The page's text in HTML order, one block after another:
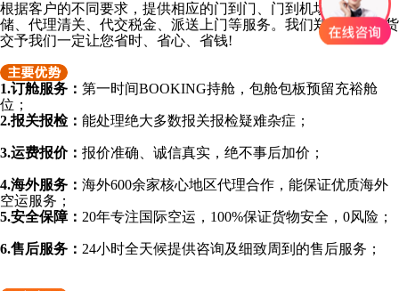
根据客户的不同要求，提供相应的门到门、门到机场、物流仓
储、代理清关、代交税金、派送上门等服务。我们郑重承诺：货
交予我们一定让您省时、省心、省钱!
1.订舱服务： 第一时间BOOKING持舱，包舱包板预留充裕舱
位；
2.报关报检： 能处理绝大多数报关报检疑难杂症；
3.运费报价： 报价准确、诚信真实，绝不事后加价；
4.海外服务： 海外600余家核心地区代理合作，能保证优质海外
空运服务；
5.安全保障： 20年专注国际空运，100%保证货物安全，0风险；
6.售后服务： 24小时全天候提供咨询及细致周到的售后服务；